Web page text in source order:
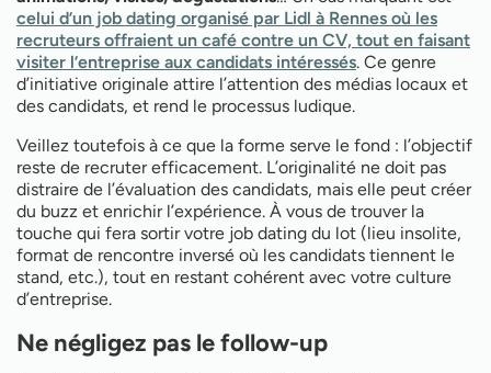
celui d’un job dating organisé par Lidl à Rennes où les
recruteurs offraient un café contre un CV, tout en faisant
visiter l’entreprise aux candidats intéressés. Ce genre
d’initiative originale attire l’attention des médias locaux et
des candidats, et rend le processus ludique.
Veillez toutefois à ce que la forme serve le fond : l’objectif
reste de recruter efficacement. L’originalité ne doit pas
distraire de l’évaluation des candidats, mais elle peut créer
du buzz et enrichir l’expérience. À vous de trouver la
touche qui fera sortir votre job dating du lot (lieu insolite,
format de rencontre inversé où les candidats tiennent le
stand, etc.), tout en restant cohérent avec votre culture
d’entreprise.
Ne négligez pas le follow-up